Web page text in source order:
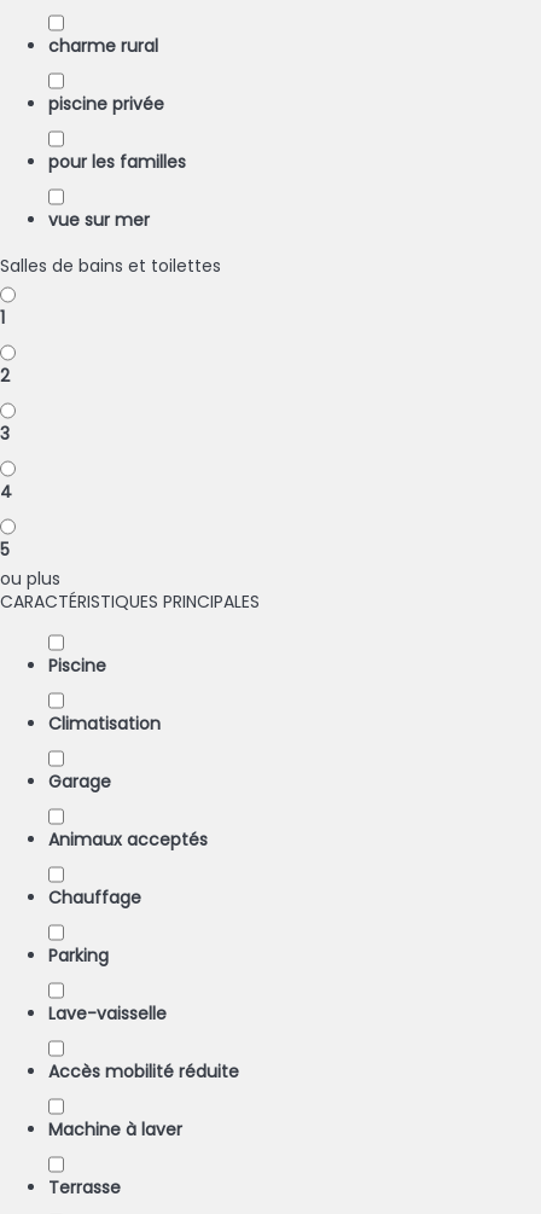
charme rural
piscine privée
pour les familles
vue sur mer
Salles de bains et toilettes
1
2
3
4
5
ou plus
CARACTÉRISTIQUES PRINCIPALES
Piscine
Climatisation
Garage
Animaux acceptés
Chauffage
Parking
Lave-vaisselle
Accès mobilité réduite
Machine à laver
Terrasse